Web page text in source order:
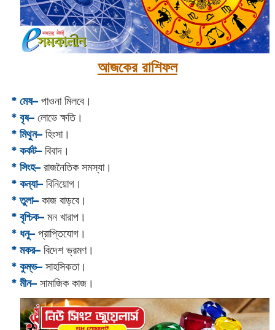
আজকের রাশিফল
* মেষ–পাওনা মিলবে।
* বৃষ–লোভে ক্ষতি।
* মিথুন–হিংসা।
* কর্কট–বিবাদ।
* সিংহ–রাজনৈতিক সমস্যা।
* কন্যা–বিনিয়োগ।
* তুলা–কাজ বাড়বে।
* বৃশ্চিক–মন খারাপ।
* ধনু–প্রাপ্তিযোগ।
* মকর–বিদেশ ভ্রমণ।‌
* কুম্ভ–সাহসিকতা।
* মীন–সামাজিক কাজ।‌‌‌‌‌‌‌‌‌‌‌‌‌‌‌‌‌‌‌‌‌‌‌‌‌‌‌‌‌‌‌‌‌‌‌‌‌‌‌‌‌‌‌‌‌‌‌‌